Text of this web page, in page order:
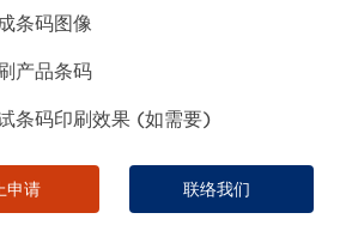
条码图像
产品条码
条码印刷效果 (如需要)
申请 联络我们